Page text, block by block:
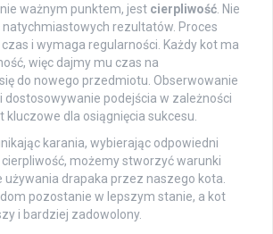
ważnym punktem, jest cierpliwość . Nie
rezultatów. Proces
i wymaga regularności. Każdy kot ma
więc dajmy mu czas na
do nowego przedmiotu. Obserwowanie
dostosowywanie podejścia w zależności
kluczowe dla osiągnięcia sukcesu.
karania, wybierając odpowiedni
możemy stworzyć warunki
używania drapaka przez naszego kota.
pozostanie w lepszym stanie, a kot
i bardziej zadowolony.